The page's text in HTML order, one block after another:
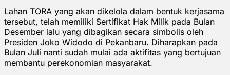
Lahan TORA yang akan dikelola dalam bentuk kerjasama
tersebut, telah memiliki Sertifikat Hak Milik pada Bulan
Desember lalu yang dibagikan secara simbolis oleh
Presiden Joko Widodo di Pekanbaru. Diharapkan pada
Bulan Juli nanti sudah mulai ada aktifitas yang bertujuan
membantu perekonomian masyarakat.